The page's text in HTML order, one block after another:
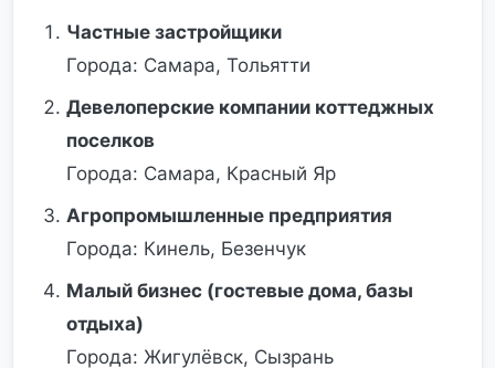
Частные застройщики
Города: Самара, Тольятти
Девелоперские компании коттеджных
поселков
Города: Самара, Красный Яр
Агропромышленные предприятия
Города: Кинель, Безенчук
Малый бизнес (гостевые дома, базы
отдыха)
Города: Жигулёвск, Сызрань